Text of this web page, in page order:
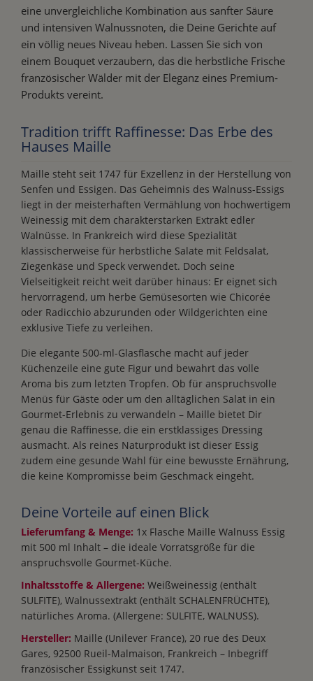
eine unvergleichliche Kombination aus sanfter Säure
und intensiven Walnussnoten, die Deine Gerichte auf
ein völlig neues Niveau heben. Lassen Sie sich von
einem Bouquet verzaubern, das die herbstliche Frische
französischer Wälder mit der Eleganz eines Premium-
Produkts vereint.
Tradition trifft Raffinesse: Das Erbe des
Hauses Maille
Maille steht seit 1747 für Exzellenz in der Herstellung von
Senfen und Essigen. Das Geheimnis des Walnuss-Essigs
liegt in der meisterhaften Vermählung von hochwertigem
Weinessig mit dem charakterstarken Extrakt edler
Walnüsse. In Frankreich wird diese Spezialität
klassischerweise für herbstliche Salate mit Feldsalat,
Ziegenkäse und Speck verwendet. Doch seine
Vielseitigkeit reicht weit darüber hinaus: Er eignet sich
hervorragend, um herbe Gemüsesorten wie Chicorée
oder Radicchio abzurunden oder Wildgerichten eine
exklusive Tiefe zu verleihen.
Die elegante 500-ml-Glasflasche macht auf jeder
Küchenzeile eine gute Figur und bewahrt das volle
Aroma bis zum letzten Tropfen. Ob für anspruchsvolle
Menüs für Gäste oder um den alltäglichen Salat in ein
Gourmet-Erlebnis zu verwandeln – Maille bietet Dir
genau die Raffinesse, die ein erstklassiges Dressing
ausmacht. Als reines Naturprodukt ist dieser Essig
zudem eine gesunde Wahl für eine bewusste Ernährung,
die keine Kompromisse beim Geschmack eingeht.
Deine Vorteile auf einen Blick
Lieferumfang & Menge: 1x Flasche Maille Walnuss Essig
mit 500 ml Inhalt – die ideale Vorratsgröße für die
anspruchsvolle Gourmet-Küche.
Inhaltsstoffe & Allergene: Weißweinessig (enthält
SULFITE), Walnussextrakt (enthält SCHALENFRÜCHTE),
natürliches Aroma. (Allergene: SULFITE, WALNUSS).
Hersteller: Maille (Unilever France), 20 rue des Deux
Gares, 92500 Rueil-Malmaison, Frankreich – Inbegriff
französischer Essigkunst seit 1747.